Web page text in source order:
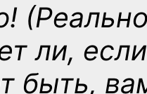
ли,
быть,